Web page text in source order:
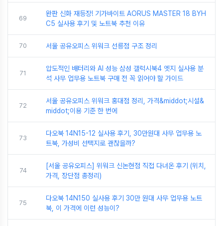
69
완판 신화 재등장! 기가바이트 AORUS MASTER 18 BYH
C5 실사용 후기 및 노트북 추천 이유
70 서울 공유오피스 위워크 선릉점 구조 정리
71
압도적인 배터리와 AI 성능 삼성 갤럭시북4 엣지 실사용 분
석 사무 업무용 노트북 구매 전 꼭 읽어야 할 가이드
72
서울 공유오피스 위워크 홍대점 정리, 가격&middot;시설&
middot;이용 기준 한 번에
73
다오북 14N15-12 실사용 후기, 30만원대 사무 업무용 노
트북, 가성비 선택지로 괜찮을까?
74
[서울 공유오피스] 위워크 신논현점 직접 다녀온 후기 (위치,
가격, 장단점 총정리)
75
다오북 14N150 실사용 후기 30만 원대 사무 업무용 노트
북, 이 가격에 이런 성능이?